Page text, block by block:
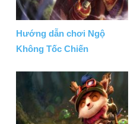
Hướng dẫn chơi Ngộ
Không Tốc Chiến